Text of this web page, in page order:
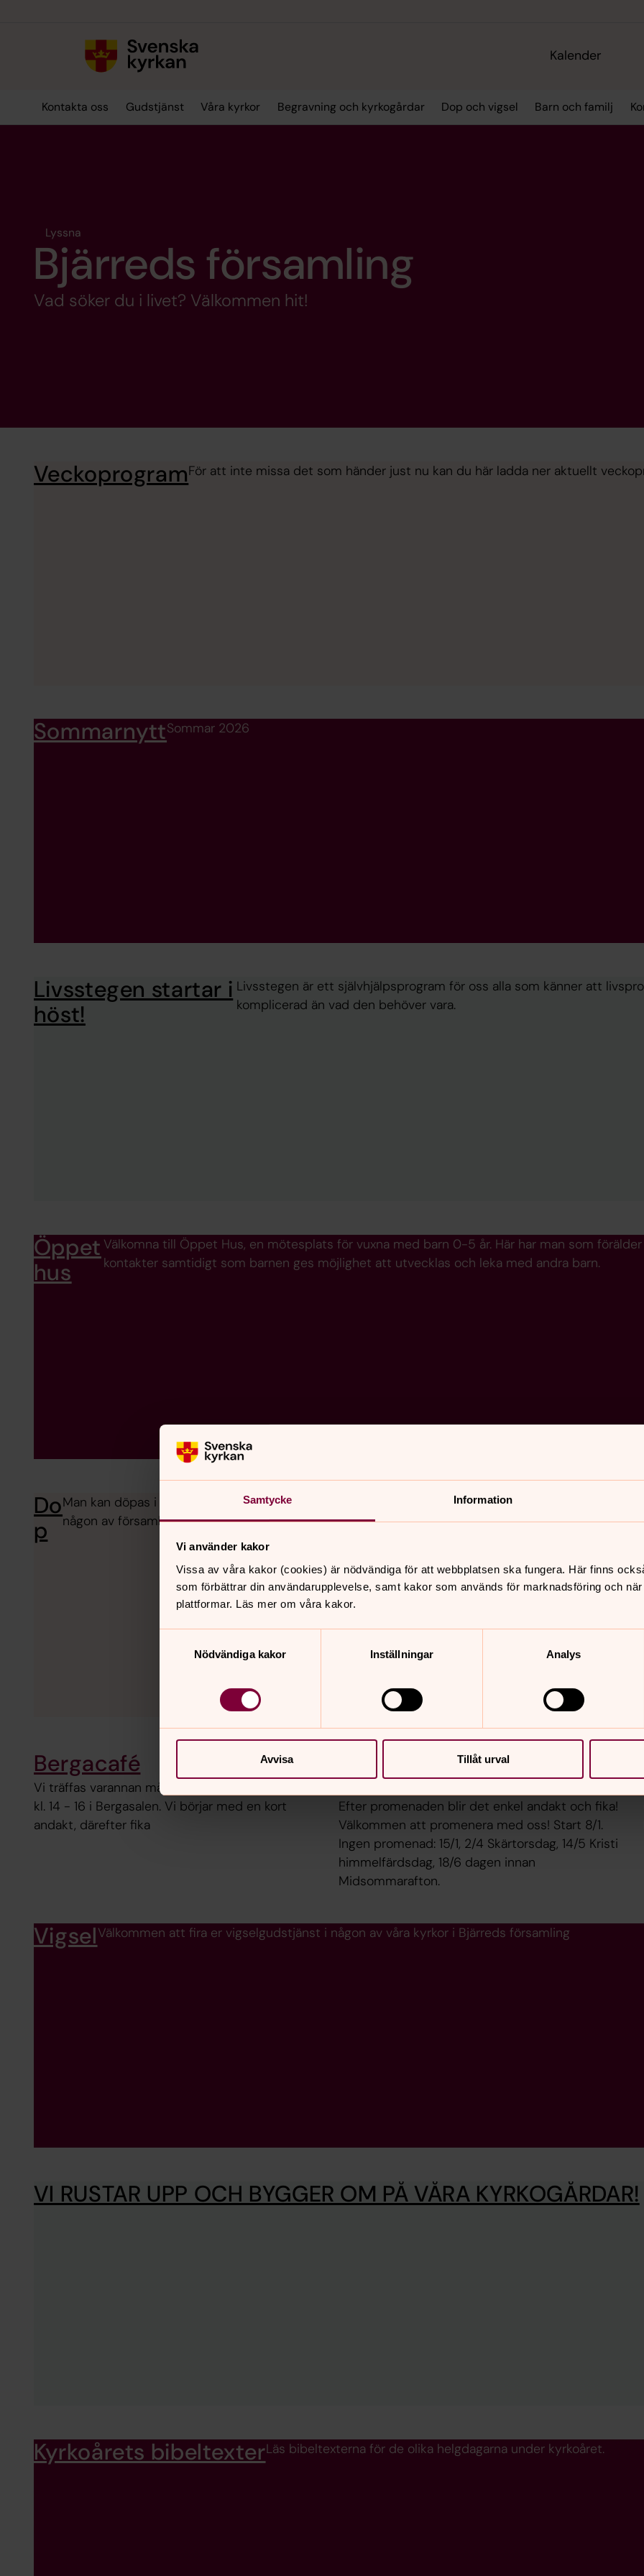
Samtycke Information
Vi använder kakor
Vissa av våra kakor (cookies) är nödvändiga för att webbplatsen ska fungera. Här finns
som förbättrar din användarupplevelse, samt kakor som används för marknadsföring och
plattformar. Läs mer om våra kakor.
Nödvändiga kakor
Inställningar Analys
Avvisa Tillåt urval
Kalender
Kontakta oss Gudstjänst Våra kyrkor Begravning och kyrkogårdar Dop och vigsel Barn och familj
Lyssna
Bjärreds församling
Vad söker du i livet? Välkommen hit!
VeckoprogramFör att inte missa det som händer just nu kan du här ladda ner aktuellt
SommarnyttSommar 2026
Livsstegen startar i
höst!
Livsstegen är ett självhjälpsprogram för oss alla som känner att
komplicerad än vad den behöver vara.
Öppet
hus
Välkomna till Öppet Hus, en mötesplats för vuxna med barn 0-5 år. Här har man som
kontakter samtidigt som barnen ges möjlighet att utvecklas och leka med andra barn.
Do
p
Man kan döpas i alla åldrar. Såväl barn som vuxna är välkomna att ta emot dopet och bli en del av
någon av församlingens kyrkor. Via dopet blir man medlem i Svenska kyrkan.
Bergacafé
Vi träffas varannan måndag med start 24 augusti
kl. 14 - 16 i Bergasalen. Vi börjar med en kort
andakt, därefter fika
Promenader
Efter promenaden blir det enkel andakt och fika!
Välkommen att promenera med oss! Start 8/1.
Ingen promenad: 15/1, 2/4 Skärtorsdag, 14/5 Kristi
himmelfärdsdag, 18/6 dagen innan
Midsommarafton.
VigselVälkommen att fira er vigselgudstjänst i någon av våra kyrkor i Bjärreds församling
VI RUSTAR UPP OCH BYGGER OM PÅ VÅRA KYRKOGÅRDAR!
Kyrkoårets bibeltexterLäs bibeltexterna för de olika helgdagarna under kyrkoåret.